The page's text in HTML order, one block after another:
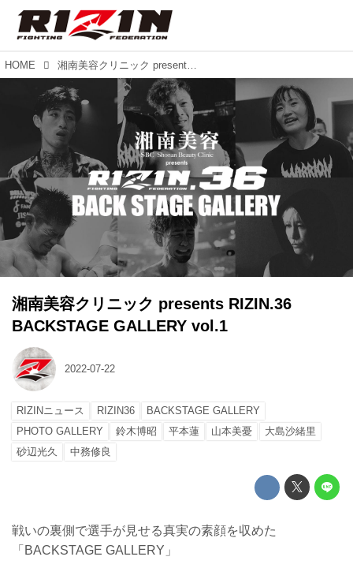
HOME 湘南美容クリニック presents RIZIN.36 BACKSTAGE GALLERY vol.1
湘南美容クリニック presents RIZIN.36
BACKSTAGE GALLERY vol.1
2022-07-22
RIZINニュース RIZIN36
BACKSTAGE GALLERY
PHOTO GALLERY
鈴木博昭 平本蓮 山本美憂
大島沙緒里
砂辺光久
中務修良
戦いの裏側で選手が見せる真実の素顔を収めた
「BACKSTAGE GALLERY」